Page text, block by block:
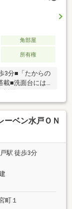
な収納スペース
ョンゴルフな
＝＝東証プラ
］の仲介事業を
タカラの仲
し、業界の実
たします。
角部屋
所有権
3分■「たからの
載■洗面台には
も作業しやすい
ン■生ごみ処理
服やスーツケ
ーゼットを設
＝＝＝＝＝＝
カラの仲
し、業界の実
たします。
ベン水戸ＯＮ
駅 徒歩3分
町１